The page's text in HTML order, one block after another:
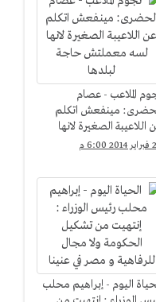
الملاعب - عصام
مينفعش اتكلم
اللاعيبة الصغيرة لانها
معملتش حاجة لبلدها
م
اليوم - إبراهيم محلب